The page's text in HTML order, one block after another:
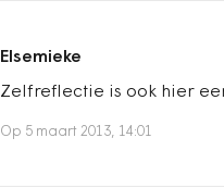
Elsemieke
Zelfreflectie is ook hier
Op 5 maart 2013, 14:01